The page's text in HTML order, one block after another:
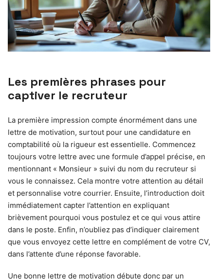
Les premières phrases pour
captiver le recruteur
La première impression compte énormément dans une
lettre de motivation, surtout pour une candidature en
comptabilité où la rigueur est essentielle. Commencez
toujours votre lettre avec une formule d’appel précise, en
mentionnant « Monsieur » suivi du nom du recruteur si
vous le connaissez. Cela montre votre attention au détail
et personnalise votre courrier. Ensuite, l’introduction doit
immédiatement capter l’attention en expliquant
brièvement pourquoi vous postulez et ce qui vous attire
dans le poste. Enfin, n’oubliez pas d’indiquer clairement
que vous envoyez cette lettre en complément de votre CV,
dans l’attente d’une réponse favorable.
Une bonne lettre de motivation débute donc par un